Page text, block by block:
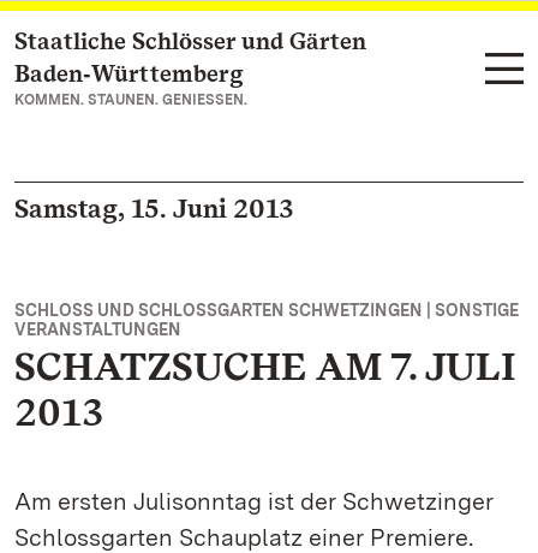
Zum Hauptinhalt springen
Staatliche Schlösser und Gärten
Baden‑Württemberg
KOMMEN. STAUNEN. GENIESSEN.
Samstag, 15. Juni 2013
SCHLOSS UND SCHLOSSGARTEN SCHWETZINGEN | SONSTIGE
VERANSTALTUNGEN
SCHATZSUCHE AM 7. JULI
2013
Am ersten Julisonntag ist der Schwetzinger
Schlossgarten Schauplatz einer Premiere.